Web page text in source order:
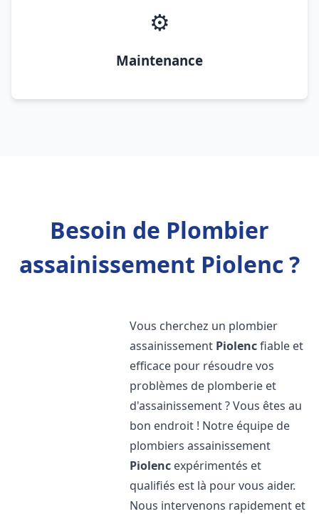
⚙️
Maintenance
Besoin de Plombier
assainissement Piolenc ?
Vous cherchez un plombier
assainissement Piolencfiable et
efficace pour résoudre vos
problèmes de plomberie et
d'assainissement ? Vous êtes au
bon endroit ! Notre équipe de
plombiers assainissement
Piolenc expérimentés et
qualifiés est là pour vous aider.
Nous intervenons rapidement et